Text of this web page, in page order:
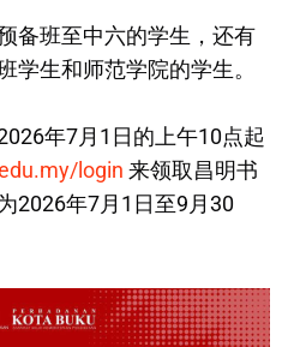
备班至中六的学生，还有
学生和师范学院的学生。
年7月1日的上午10点起
login 来领取昌明书
2026年7月1日至9月30